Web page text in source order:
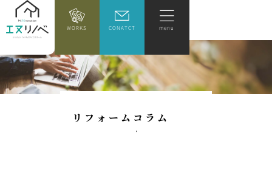
WORKS CONATCT menu
リ フ ォ ー ム コ ラ ム